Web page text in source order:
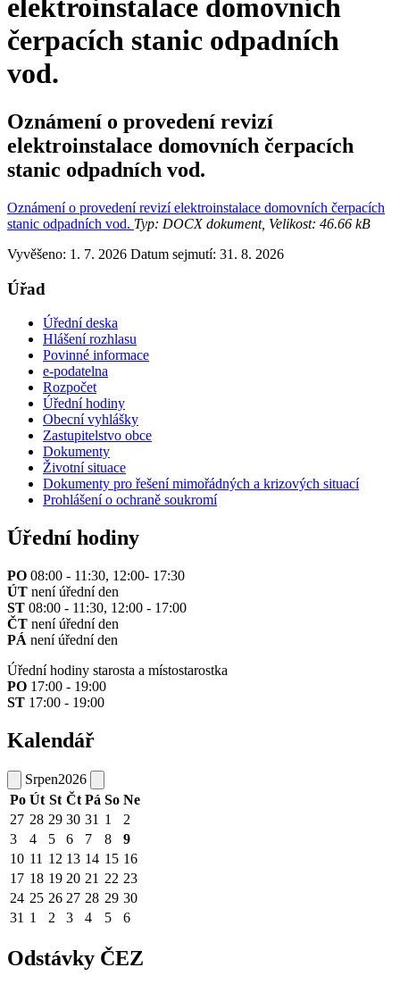
elektroinstalace domovních
čerpacích stanic odpadních
vod.
Oznámení o provedení revizí
elektroinstalace domovních čerpacích
stanic odpadních vod.
Oznámení o provedení revizí elektroinstalace domovních čerpacích
stanic odpadních vod. Typ: DOCX dokument, Velikost: 46.66 kB
Vyvěšeno: 1. 7. 2026 Datum sejmutí: 31. 8. 2026
Úřad
Úřední deska
Hlášení rozhlasu
Povinné informace
e-podatelna
Rozpočet
Úřední hodiny
Obecní vyhlášky
Zastupitelstvo obce
Dokumenty
Životní situace
Dokumenty pro řešení mimořádných a krizových situací
Prohlášení o ochraně soukromí
Úřední hodiny
PO 08:00 - 11:30, 12:00- 17:30
ÚT není úřední den
ST 08:00 - 11:30, 12:00 - 17:00
ČT není úřední den
PÁ není úřední den
Úřední hodiny starosta a místostarostka
PO 17:00 - 19:00
ST 17:00 - 19:00
Kalendář
Srpen2026
Po Út St Čt Pá So Ne
27 28 29 30 31 1
2
3
4 5 6 7 8
9
10 11 12 13 14 15 16
17 18 19 20 21 22 23
24 25 26 27 28 29 30
31 1 2 3 4 5 6
Odstávky ČEZ